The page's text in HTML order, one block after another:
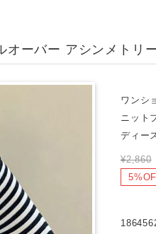
ーバー アシンメトリ
ワンシ
ニット
ディー
¥2,860